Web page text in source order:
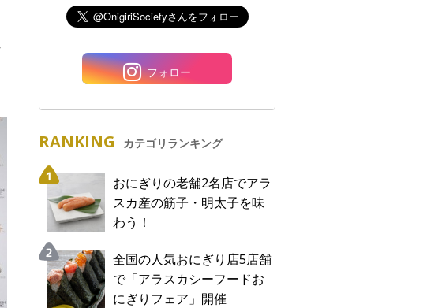
フォロー
RANKING カテゴリランキング
おにぎりの老舗2名店でアラ
スカ産の筋子・明太子を味
わう！
全国の人気おにぎり店5店舗
で「アラスカシーフードお
にぎりフェア」開催